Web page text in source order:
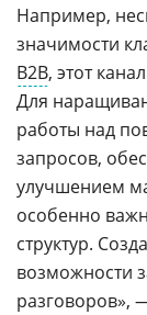
Например,
значимости
B2B, этот
Для
работы над
запросов,
улучшением
особенно
структур.
возможности
разговоров»,